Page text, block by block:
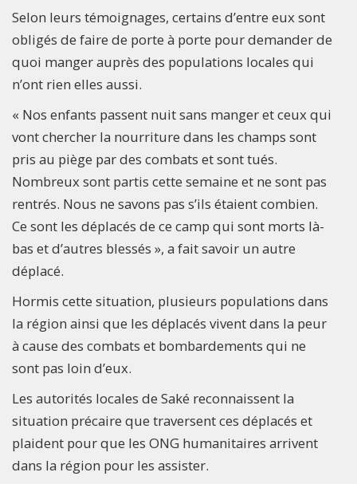
Selon leurs témoignages, certains d’entre eux sont
obligés de faire de porte à porte pour demander de
quoi manger auprès des populations locales qui
n’ont rien elles aussi.
« Nos enfants passent nuit sans manger et ceux qui
vont chercher la nourriture dans les champs sont
pris au piège par des combats et sont tués.
Nombreux sont partis cette semaine et ne sont pas
rentrés. Nous ne savons pas s’ils étaient combien.
Ce sont les déplacés de ce camp qui sont morts là-
bas et d’autres blessés », a fait savoir un autre
déplacé.
Hormis cette situation, plusieurs populations dans
la région ainsi que les déplacés vivent dans la peur
à cause des combats et bombardements qui ne
sont pas loin d’eux.
Les autorités locales de Saké reconnaissent la
situation précaire que traversent ces déplacés et
plaident pour que les ONG humanitaires arrivent
dans la région pour les assister.